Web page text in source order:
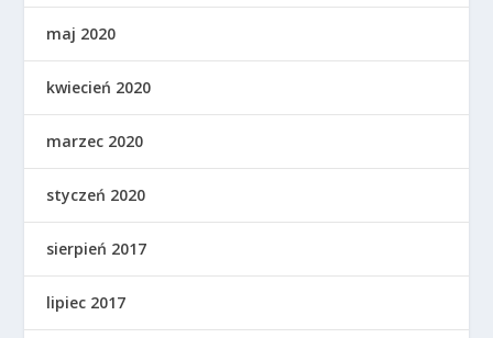
maj 2020
kwiecień 2020
marzec 2020
styczeń 2020
sierpień 2017
lipiec 2017